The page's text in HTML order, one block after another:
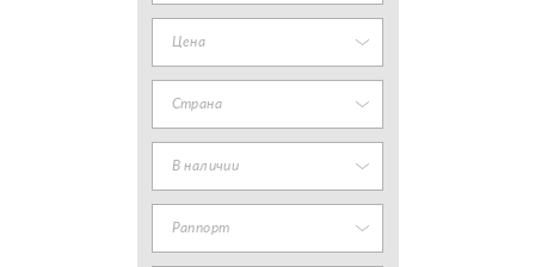
Цена
Страна
В наличии
Раппорт